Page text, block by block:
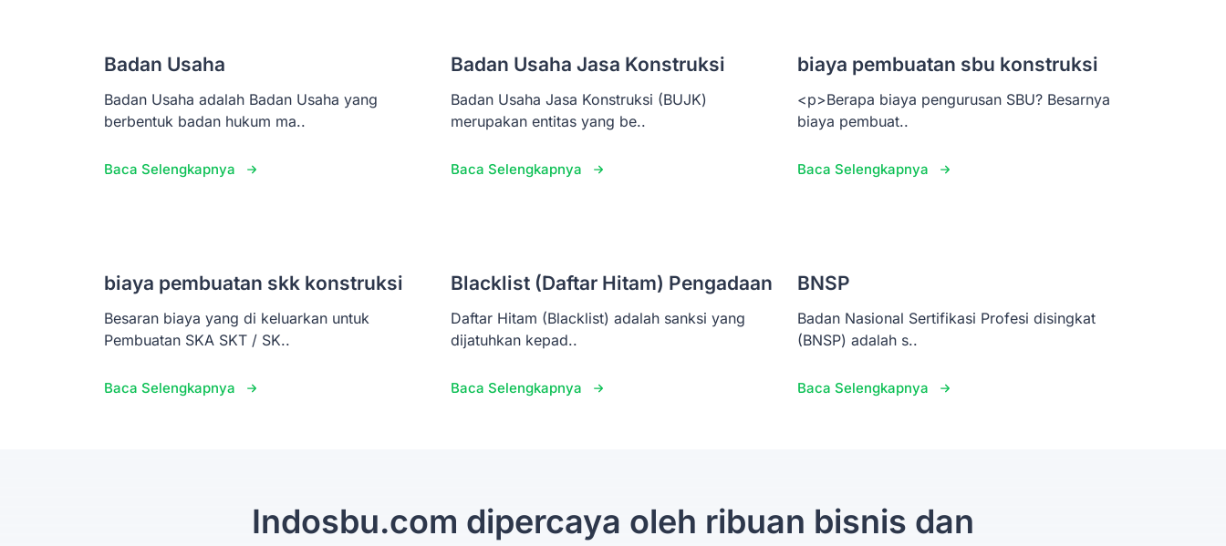
Badan Usaha
Badan Usaha adalah Badan Usaha yang
berbentuk badan hukum ma..
Baca Selengkapnya
Badan Usaha Jasa Konstruksi
Badan Usaha Jasa Konstruksi (BUJK)
merupakan entitas yang be..
Baca Selengkapnya
biaya pembuatan sbu konstruksi
<p>Berapa biaya pengurusan SBU? Besarnya
biaya pembuat..
Baca Selengkapnya
biaya pembuatan skk konstruksi
Besaran biaya yang di keluarkan untuk
Pembuatan SKA SKT / SK..
Baca Selengkapnya
Blacklist (Daftar Hitam) Pengadaan
Daftar Hitam (Blacklist) adalah sanksi yang
dijatuhkan kepad..
Baca Selengkapnya
BNSP
Badan Nasional Sertifikasi Profesi disingkat
(BNSP) adalah s..
Baca Selengkapnya
Indosbu.com dipercaya oleh ribuan bisnis dan